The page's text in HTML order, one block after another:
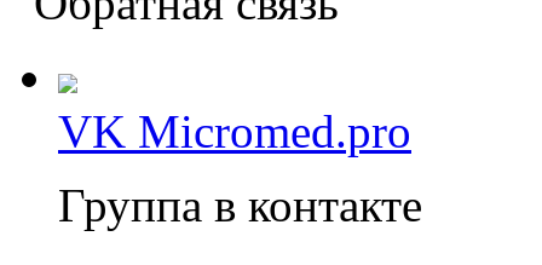
VK Micromed.pro
Группа в контакте